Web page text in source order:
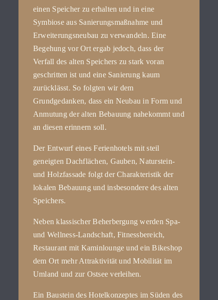
einen Speicher zu erhalten und in eine
Symbiose aus Sanierungsmaßnahme und
Erweiterungsneubau zu verwandeln. Eine
Begehung vor Ort ergab jedoch, dass der
Verfall des alten Speichers zu stark voran
geschritten ist und eine Sanierung kaum
zurücklässt. So folgten wir dem
Grundgedanken, dass ein Neubau in Form und
Anmutung der alten Bebauung nahekommt und
an diesen erinnern soll.
Der Entwurf eines Ferienhotels mit steil
geneigten Dachflächen, Gauben, Naturstein-
und Holzfassade folgt der Charakteristik der
lokalen Bebauung und insbesondere des alten
Speichers.
Neben klassischer Beherbergung werden Spa-
und Wellness-Landschaft, Fitnessbereich,
Restaurant mit Kaminlounge und ein Bikeshop
dem Ort mehr Attraktivität und Mobilität im
Umland und zur Ostsee verleihen.
Ein Baustein des Hotelkonzeptes im Süden des